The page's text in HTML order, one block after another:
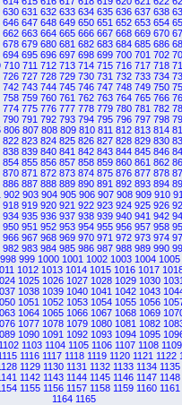
630 631 632 633 634 635 636 637 638
646 647 648 649 650 651 652 653 654
662 663 664 665 666 667 668 669 670
678 679 680 681 682 683 684 685 686
694 695 696 697 698 699 700 701 702
710 711 712 713 714 715 716 717 718
726 727 728 729 730 731 732 733 734
742 743 744 745 746 747 748 749 750
758 759 760 761 762 763 764 765 766
774 775 776 777 778 779 780 781 782
790 791 792 793 794 795 796 797 798
806 807 808 809 810 811 812 813 814
822 823 824 825 826 827 828 829 830
838 839 840 841 842 843 844 845 846
854 855 856 857 858 859 860 861 862
870 871 872 873 874 875 876 877 878
886 887 888 889 890 891 892 893 894
902 903 904 905 906 907 908 909 910
918 919 920 921 922 923 924 925 926
934 935 936 937 938 939 940 941 942
950 951 952 953 954 955 956 957 958
966 967 968 969 970 971 972 973 974
982 983 984 985 986 987 988 989 990
998 999 1000 1001 1002 1003 1004 1005
1012 1013 1014 1015 1016 1017
1025 1026 1027 1028 1029 1030 1031
1038 1039 1040 1041 1042 1043
1051 1052 1053 1054 1055 1056
1064 1065 1066 1067 1068 1069
1077 1078 1079 1080 1081 1082
1090 1091 1092 1093 1094 1095
1102 1103 1104 1105 1106 1107 1108 1109
1116 1117 1118 1119 1120 1121 1122
1129 1130 1131 1132 1133 1134 1135
1142 1143 1144 1145 1146 1147 1148
1155 1156 1157 1158 1159 1160 1161
1164 1165